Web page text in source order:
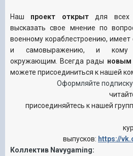
Наш проект открытдля всех
высказать свое мнение по
военному кораблестроению, имеет
и самовыражению, и кому
окружающим. Всегда рады новым
можете присоединиться к нашей
Оформляйте
присоединяйтесь к нашей
выпусков: https://
Коллектив Navygaming: